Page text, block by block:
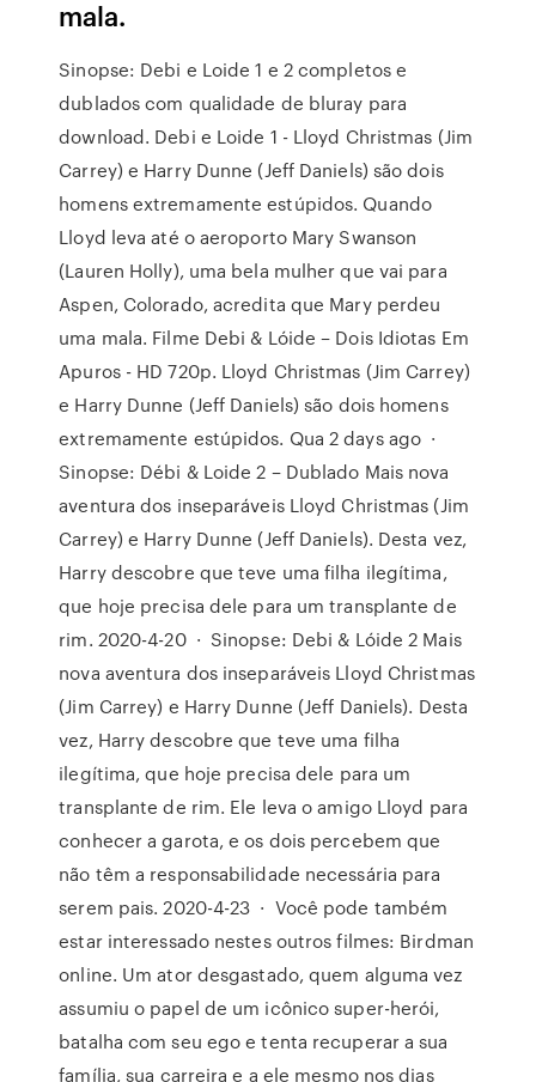
mala.
Sinopse: Debi e Loide 1 e 2 completos e
dublados com qualidade de bluray para
download. Debi e Loide 1 - Lloyd Christmas (Jim
Carrey) e Harry Dunne (Jeff Daniels) são dois
homens extremamente estúpidos. Quando
Lloyd leva até o aeroporto Mary Swanson
(Lauren Holly), uma bela mulher que vai para
Aspen, Colorado, acredita que Mary perdeu
uma mala. Filme Debi & Lóide – Dois Idiotas Em
Apuros - HD 720p. Lloyd Christmas (Jim Carrey)
e Harry Dunne (Jeff Daniels) são dois homens
extremamente estúpidos. Qua 2 days ago ·
Sinopse: Débi & Loide 2 – Dublado Mais nova
aventura dos inseparáveis Lloyd Christmas (Jim
Carrey) e Harry Dunne (Jeff Daniels). Desta vez,
Harry descobre que teve uma filha ilegítima,
que hoje precisa dele para um transplante de
rim. 2020-4-20 · Sinopse: Debi & Lóide 2 Mais
nova aventura dos inseparáveis Lloyd Christmas
(Jim Carrey) e Harry Dunne (Jeff Daniels). Desta
vez, Harry descobre que teve uma filha
ilegítima, que hoje precisa dele para um
transplante de rim. Ele leva o amigo Lloyd para
conhecer a garota, e os dois percebem que
não têm a responsabilidade necessária para
serem pais. 2020-4-23 · Você pode também
estar interessado nestes outros filmes: Birdman
online. Um ator desgastado, quem alguma vez
assumiu o papel de um icônico super-herói,
batalha com seu ego e tenta recuperar a sua
família, sua carreira e a ele mesmo nos dias